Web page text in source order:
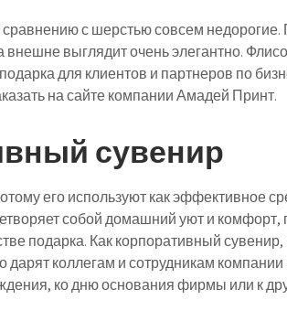
с шерстью совсем недорогие.
внешне выглядит очень элегантно.
для клиентов и партнеров по
на сайте компании Амадей Принт.
сувенир
его используют как эффективное
собой домашний уют и комфорт,
подарка. Как корпоративный
коллегам и сотрудникам компании
ко дню основания фирмы или к